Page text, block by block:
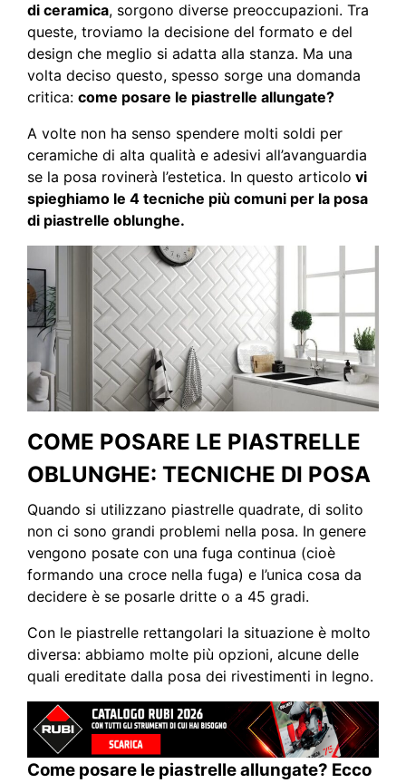
di ceramica, sorgono diverse preoccupazioni. Tra
queste, troviamo la decisione del formato e del
design che meglio si adatta alla stanza. Ma una
volta deciso questo, spesso sorge una domanda
critica: come posare le piastrelle allungate?
A volte non ha senso spendere molti soldi per
ceramiche di alta qualità e adesivi all’avanguardia
se la posa rovinerà l’estetica. In questo articolo vi
spieghiamo le 4 tecniche più comuni per la posa
di piastrelle oblunghe.
COME POSARE LE PIASTRELLE
OBLUNGHE: TECNICHE DI POSA
Quando si utilizzano piastrelle quadrate, di solito
non ci sono grandi problemi nella posa. In genere
vengono posate con una fuga continua (cioè
formando una croce nella fuga) e l’unica cosa da
decidere è se posarle dritte o a 45 gradi.
Con le piastrelle rettangolari la situazione è molto
diversa: abbiamo molte più opzioni, alcune delle
quali ereditate dalla posa dei rivestimenti in legno.
Come posare le piastrelle allungate? Ecco